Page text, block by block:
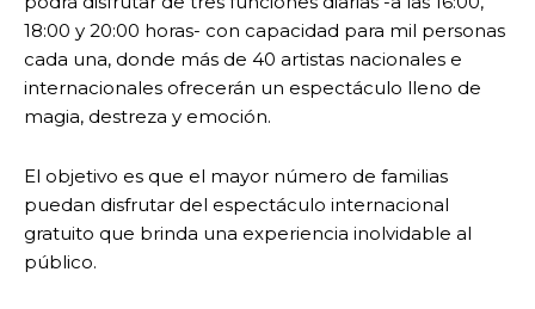
18:00 y 20:00 horas- con capacidad para mil personas
cada una, donde más de 40 artistas nacionales e
internacionales ofrecerán un espectáculo lleno de
magia, destreza y emoción.
El objetivo es que el mayor número de familias
puedan disfrutar del espectáculo internacional
gratuito que brinda una experiencia inolvidable al
público.